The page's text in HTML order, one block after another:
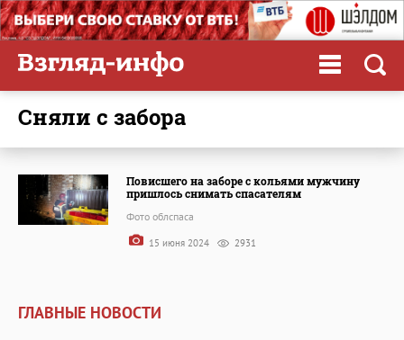
сняли с забора
Повисшего на заборе с кольями мужчину
пришлось снимать спасателям
Фото облспаса
15 июня 2024 2931
ГЛАВНЫЕ НОВОСТИ